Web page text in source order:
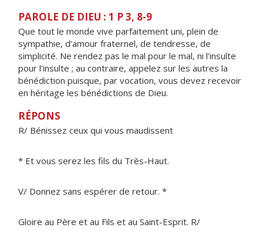
PAROLE DE DIEU : 1 P 3, 8-9
Que tout le monde vive parfaitement uni, plein de
sympathie, d’amour fraternel, de tendresse, de
simplicité. Ne rendez pas le mal pour le mal, ni l’insulte
pour l’insulte ; au contraire, appelez sur les autres la
bénédiction puisque, par vocation, vous devez recevoir
en héritage les bénédictions de Dieu.
RÉPONS
R/ Bénissez ceux qui vous maudissent
* Et vous serez les fils du Très-Haut.
V/ Donnez sans espérer de retour. *
Gloire au Père et au Fils et au Saint-Esprit. R/